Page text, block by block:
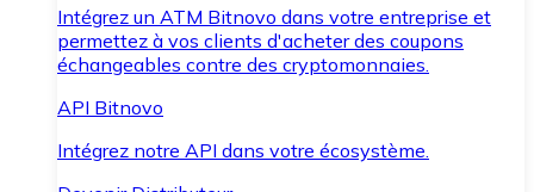
Intégrez un ATM Bitnovo dans votre entreprise et
permettez à vos clients d'acheter des coupons
échangeables contre des cryptomonnaies.
API Bitnovo
Intégrez notre API dans votre écosystème.